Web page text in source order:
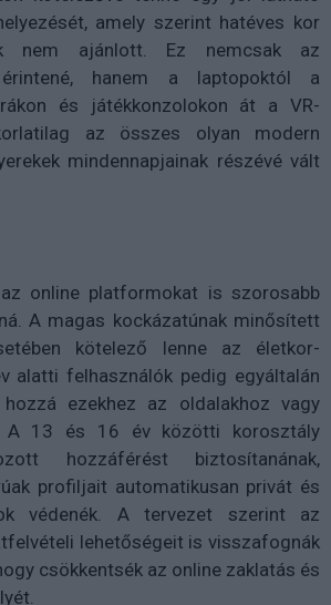
amely szerint hatéves kor
nem ajánlott. Ez nemcsak az
érintené, hanem a laptopoktól a
és játékkonzolokon át a VR-
az összes olyan modern
mindennapjainak részévé vált
online platformokat is szorosabb
A magas kockázatúnak minősített
kötelező lenne az életkor-
alatti felhasználók pedig egyáltalán
ezekhez az oldalakhoz vagy
A 13 és 16 év közötti korosztály
hozzáférést biztosítanának,
profiljait automatikusan privát és
védenék. A tervezet szerint az
lehetőségeit is visszafognák
csökkentsék az online zaklatás és